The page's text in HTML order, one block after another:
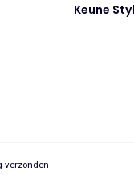
Keune
verzonden